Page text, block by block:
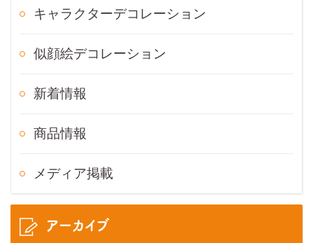
キャラクターデコレーション
似顔絵デコレーション
新着情報
商品情報
メディア掲載
アーカイブ